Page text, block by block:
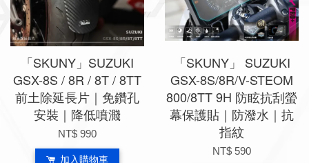
「SKUNY」SUZUKI
GSX-8S / 8R / 8T / 8TT
前土除延長片｜免鑽孔
安裝｜降低噴濺
NT$ 990
加入購物車
「SKUNY」 SUZUKI
GSX-8S/8R/V-STEOM
800/8TT 9H 防眩抗刮螢
幕保護貼｜防潑水｜抗
指紋
NT$ 590